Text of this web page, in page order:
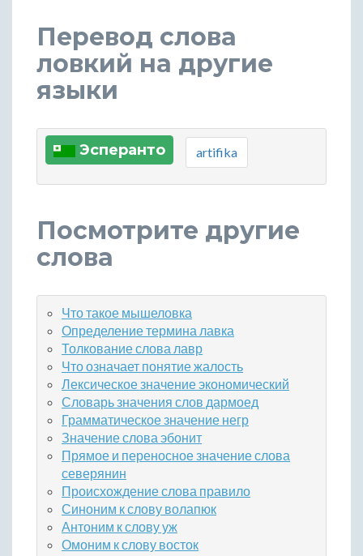
Перевод слова
ловкий на другие
языки
Эсперанто artifika
Посмотрите другие
слова
Что такое мышеловка
Определение термина лавка
Толкование слова лавр
Что означает понятие жалость
Лексическое значение экономический
Словарь значения слов дармоед
Грамматическое значение негр
Значение слова эбонит
Прямое и переносное значение слова
северянин
Происхождение слова правило
Синоним к слову волапюк
Антоним к слову уж
Омоним к слову восток